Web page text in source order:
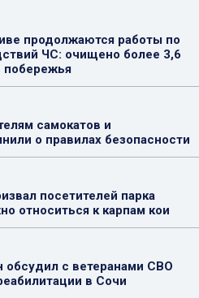
продолжаются работы по
ЧС: очищено более 3,6
побережья
самокатов и
о правилах безопасности
посетителей парка
относиться к карпам кои
обсудил с ветеранами СВО
в Сочи